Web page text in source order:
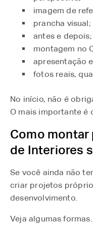
imagem de
prancha visual;
antes e depois;
montagem no
apresentação
fotos reais,
No início, não é
O mais importante é
Como
de Interiores
Se você ainda não
criar projetos
desenvolvimento.
Veja algumas formas.